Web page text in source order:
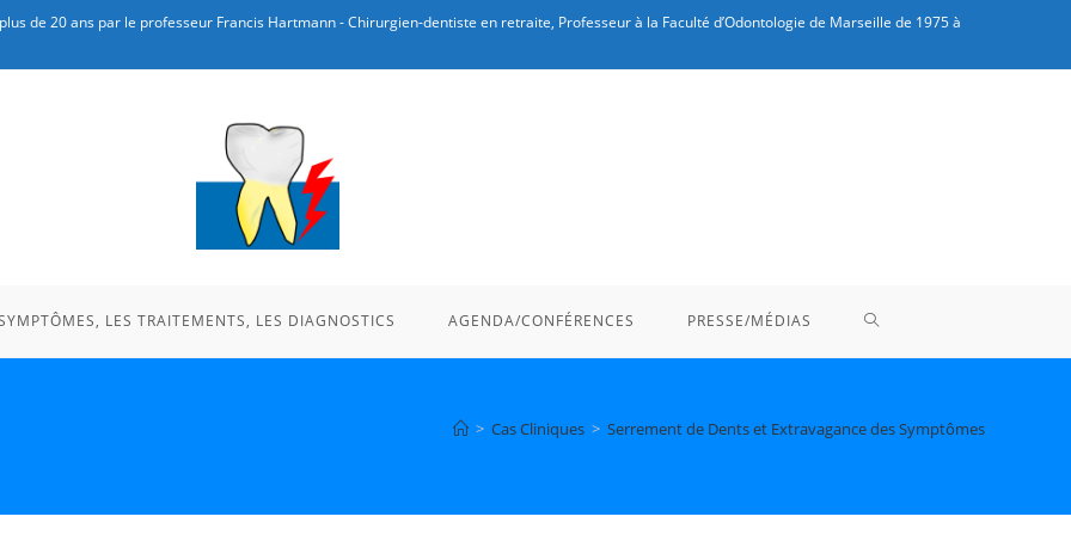
de 20 ans par le professeur Francis Hartmann - Chirurgien-dentiste en retraite, Professeur à la Faculté d’Odontologie de Marseille de 1975 à
LES TRAITEMENTS, LES DIAGNOSTICS AGENDA/CONFÉRENCES PRESSE/MÉDIAS TOGGLE
> Cas Cliniques > Serrement de Dents et Extravagance des Symptômes